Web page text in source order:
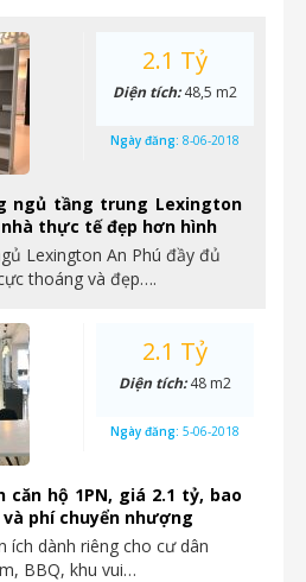
ngủ tầng trung Lexington
thực tế đẹp hơn hình
Lexington An Phú đầy đủ
thoáng và đẹp….
2.1 Tỷ
Diện tích:48,5 m2
Ngày đăng: 8-06-2018
căn hộ 1PN, giá 2.1 tỷ, bao
phí chuyển nhượng
ích dành riêng cho cư dân
BBQ, khu vui…
2.1 Tỷ
Diện tích:48 m2
Ngày đăng: 5-06-2018